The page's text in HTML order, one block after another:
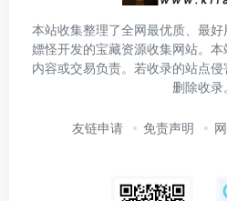
本站收集整理了全网最优质、最
嫖怪开发的宝藏资源收集网站。
内容或交易负责。若收录的站点
删除收录
友链申请 免责声明